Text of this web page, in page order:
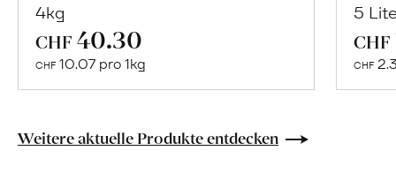
4kg
CHF 40.30
CHF 10.07 pro 1kg
Bio-
erfahren
5
CHF
CHF
Weitere aktuelle Produkte entdecken